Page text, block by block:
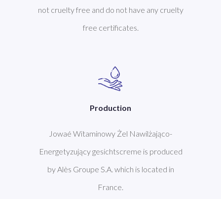
not cruelty free and do not have any cruelty
free certificates.
Production
Jowaé Witaminowy Żel Nawilżająco-
Energetyzujący gesichtscreme is produced
by Alès Groupe S.A. which is located in
France.